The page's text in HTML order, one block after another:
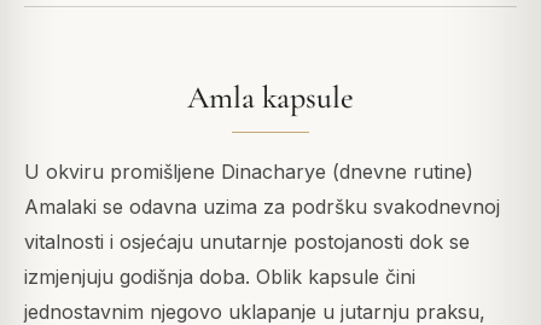
Amla kapsule
U okviru promišljene Dinacharye (dnevne rutine)
Amalaki se odavna uzima za podršku svakodnevnoj
vitalnosti i osjećaju unutarnje postojanosti dok se
izmjenjuju godišnja doba. Oblik kapsule čini
jednostavnim njegovo uklapanje u jutarnju praksu,